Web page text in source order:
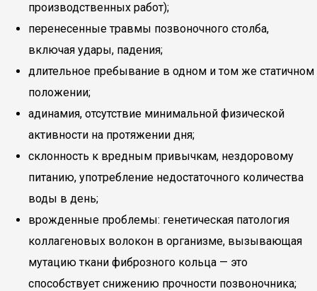
производственных работ);
перенесенные травмы позвоночного столба,
включая удары, падения;
длительное пребывание в одном и том же статичном
положении;
адинамия, отсутствие минимальной физической
активности на протяжении дня;
склонность к вредным привычкам, нездоровому
питанию, употребление недостаточного количества
воды в день;
врожденные проблемы: генетическая патология
коллагеновых волокон в организме, вызывающая
мутацию ткани фиброзного кольца — это
способствует снижению прочности позвоночника;